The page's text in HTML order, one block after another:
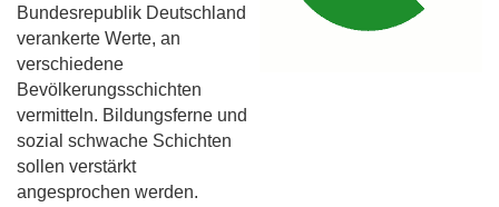
Bundesrepublik Deutschland
verankerte Werte, an
verschiedene
Bevölkerungsschichten
vermitteln. Bildungsferne und
sozial schwache Schichten
sollen verstärkt
angesprochen werden.